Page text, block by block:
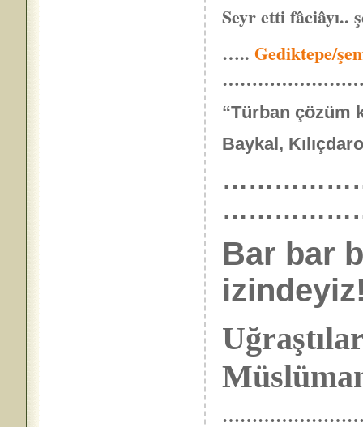
Seyr etti fâciâyı..
…..Gediktepe/
“Türban çözüm
Baykal,
Bar bar